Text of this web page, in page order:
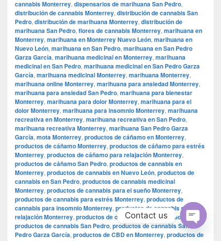
cannabis Monterrey, dispensarios de marihuana San Pedro,
distribución de cannabis Monterrey, distribución de cannabis San
Pedro, distribución de marihuana Monterrey, distribución de
marihuana San Pedro, flores de cannabis Monterrey, marihuana en
Monterrey, marihuana en Monterrey Nuevo León, marihuana en
Nuevo León, marihuana en San Pedro, marihuana en San Pedro
Garza García, marihuana medicinal en Monterrey, marihuana
medicinal en San Pedro, marihuana medicinal en San Pedro Garza
García, marihuana medicinal Monterrey, marihuana Monterrey,
marihuana online Monterrey, marihuana para ansiedad Monterrey,
marihuana para ansiedad San Pedro, marihuana para bienestar
Monterrey, marihuana para dolor Monterrey, marihuana para el
dolor Monterrey, marihuana para insomnio Monterrey, marihuana
recreativa en Monterrey, marihuana recreativa en San Pedro,
marihuana recreativa Monterrey, marihuana San Pedro Garza
García, mota Monterrey, productos de cáñamo en Monterrey,
productos de cáñamo Monterrey, productos de cáñamo para estrés
Monterrey, productos de cáñamo para relajación Monterrey,
productos de cáñamo San Pedro, productos de cannabis en
Monterrey, productos de cannabis en Nuevo León, productos de
cannabis en San Pedro, productos de cannabis medicinal
Monterrey, productos de cannabis para el sueño Monterrey,
productos de cannabis para estrés Monterrey, productos de
cannabis para insomnio Monterrey, productos de cannabis para
relajación Monterrey, productos de cannabis para salud Monterrey
productos de cannabis San Pedro, productos de cannabis San
Pedro Garza García, productos de CBD en Monterrey, productos de
Contact us
Open